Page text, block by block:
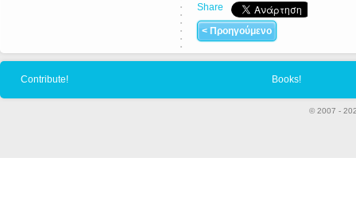
Share
< Προηγούμενο
Contribute! Books!
© 2007 -